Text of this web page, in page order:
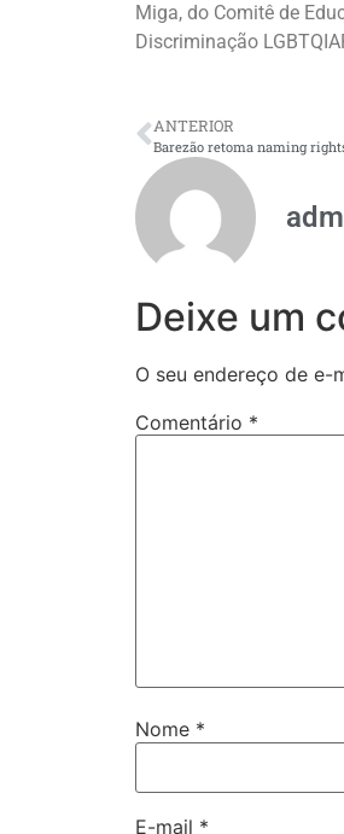
Miga, do Comitê de
Discriminação
ANTERIOR
Deixe um
O seu endereço de e-
Comentário *
Nome *
E-mail *